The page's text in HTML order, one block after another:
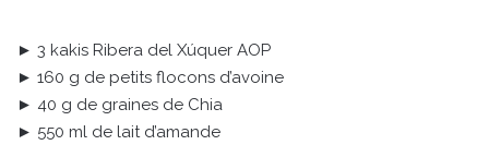
► 3 kakis Ribera del Xúquer AOP
► 160 g de petits flocons d’avoine
► 40 g de graines de Chia
► 550 ml de lait d’amande